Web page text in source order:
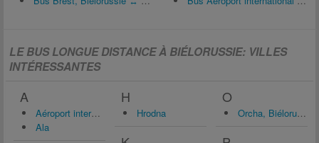
LE BUS LONGUE DISTANCE À BIÉLORUSSIE: VILLES
INTÉRESSANTES
A
Aéroport international de Minsk (MSQ)
Ala
H
Hrodna
O
Orcha, Biélorussie